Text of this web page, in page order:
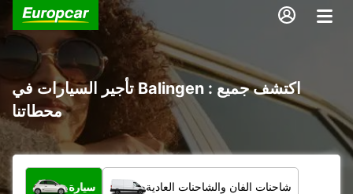
تأجير السيارات في Balingen : اكتشف جميع
محطاتنا
ما نوع المركبة؟
سيارة شاحنات الفان والشاحنات العادية